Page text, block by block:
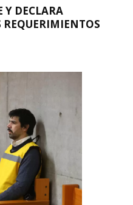
Y DECLARA
REQUERIMIENTOS